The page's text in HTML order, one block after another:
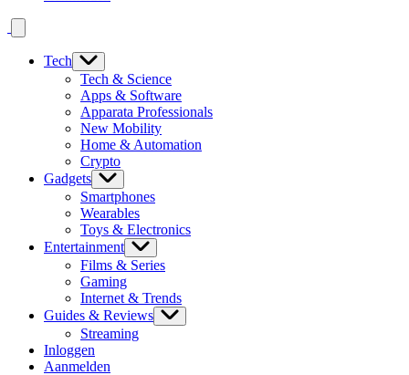
Tech
Tech & Science
Apps & Software
Apparata Professionals
New Mobility
Home & Automation
Crypto
Gadgets
Smartphones
Wearables
Toys & Electronics
Entertainment
Films & Series
Gaming
Internet & Trends
Guides & Reviews
Streaming
Inloggen
Aanmelden